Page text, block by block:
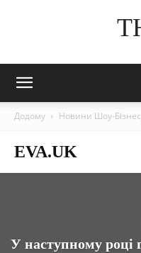
Додому Новини Шоу-
EVA.UK
У наступному році